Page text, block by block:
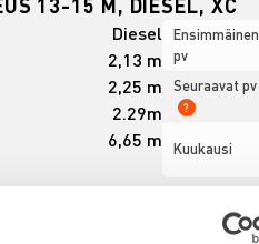
Diesel
2,13 m
2,25 m
2.29m
6,65 m
Ensimmäinen
pv
Seuraavat pv
?
Kuukausi
Alv 0 %